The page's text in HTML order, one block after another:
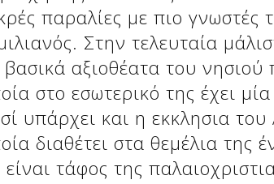
παραλίες με πιο γνωστές
Στην τελευταία
αξιοθέατα του
στο εσωτερικό της έχει
υπάρχει και η εκκλησια
διαθέτει στα θεμέλια της
τάφος της